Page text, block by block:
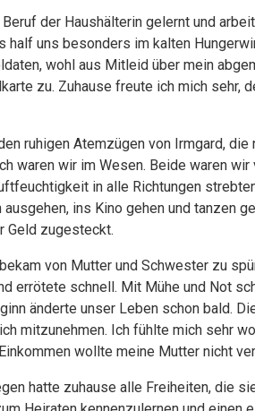
Beruf der Haushälterin gelernt und
half uns besonders im kalten
wohl aus Mitleid über mein
zu. Zuhause freute ich mich sehr,
ruhigen Atemzügen von Irmgard,
waren wir im Wesen. Beide waren
in alle Richtungen
ins Kino gehen und tanzen
Geld zugesteckt.
von Mutter und Schwester zu
errötete schnell. Mit Mühe und Not
änderte unser Leben schon bald.
mitzunehmen. Ich fühlte mich sehr
wollte meine Mutter nicht
hatte zuhause alle Freiheiten, die